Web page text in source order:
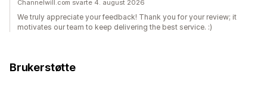
Channelwill.com svarte 4. august 2026
We truly appreciate your feedback! Thank you for your review; it
motivates our team to keep delivering the best service. :)
Brukerstøtte